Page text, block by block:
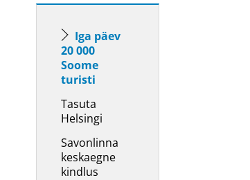
Iga päev
20 000
Soome
turisti
Tasuta
Helsingi
Savonlinna
keskaegne
kindlus